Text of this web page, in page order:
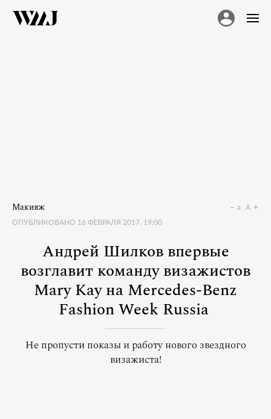
Макияж
ОПУБЛИКОВАНО 16 ФЕВРАЛЯ 2017, 19:00
a A
Андрей Шилков впервые
возглавит команду визажистов
Mary Kay на Mercedes-Benz
Fashion Week Russia
Не пропусти показы и работу нового звездного
визажиста!